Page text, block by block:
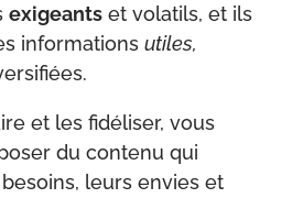
exigeantset volatils, et ils
informations utiles,
et les fidéliser, vous
du contenu qui
leurs envies et